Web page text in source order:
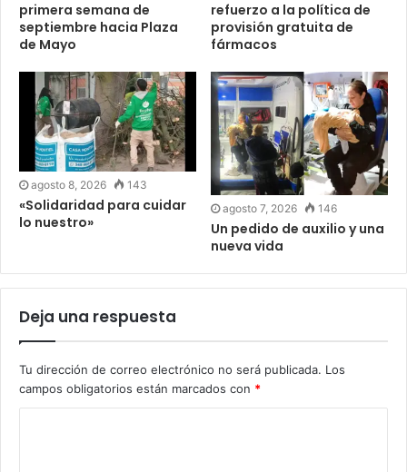
primera semana de
septiembre hacia Plaza
de Mayo
refuerzo a la política de
provisión gratuita de
fármacos
agosto 8, 2026 143
«Solidaridad para cuidar
lo nuestro»
agosto 7, 2026 146
Un pedido de auxilio y una
nueva vida
Deja una respuesta
Tu dirección de correo electrónico no será publicada. Los
campos obligatorios están marcados con *